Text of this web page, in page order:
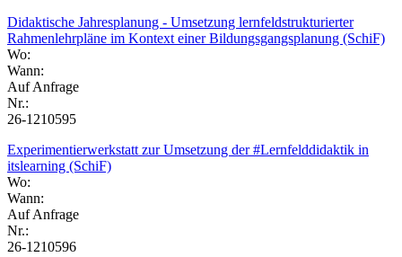
Didaktische Jahresplanung - Umsetzung lernfeldstrukturierter
Rahmenlehrpläne im Kontext einer Bildungsgangsplanung (SchiF)
Wo:
Wann:
Auf Anfrage
Nr.:
26-1210595
Experimentierwerkstatt zur Umsetzung der #Lernfelddidaktik in
itslearning (SchiF)
Wo:
Wann:
Auf Anfrage
Nr.:
26-1210596